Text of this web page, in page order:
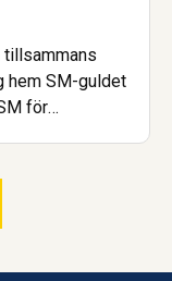
hem SM-guldet
för
den på